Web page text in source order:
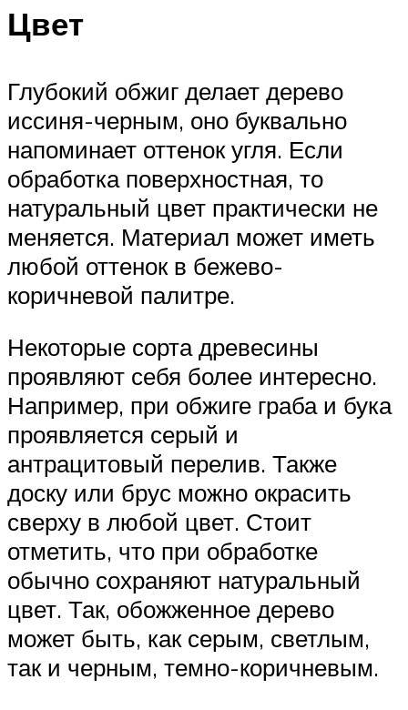
Цвет
Глубокий обжиг делает дерево
иссиня-черным, оно буквально
напоминает оттенок угля. Если
обработка поверхностная, то
натуральный цвет практически не
меняется. Материал может иметь
любой оттенок в бежево-
коричневой палитре.
Некоторые сорта древесины
проявляют себя более интересно.
Например, при обжиге граба и бука
проявляется серый и
антрацитовый перелив. Также
доску или брус можно окрасить
сверху в любой цвет. Стоит
отметить, что при обработке
обычно сохраняют натуральный
цвет. Так, обожженное дерево
может быть, как серым, светлым,
так и черным, темно-коричневым.